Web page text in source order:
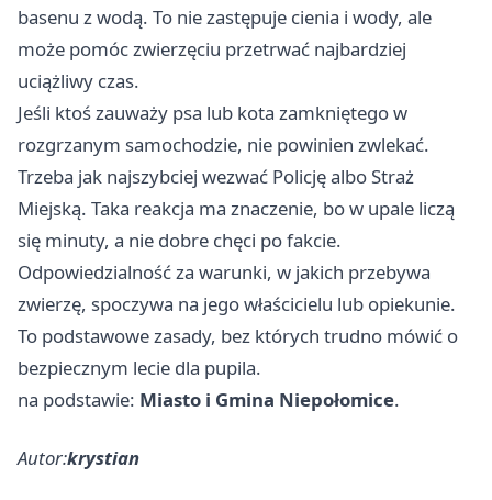
basenu z wodą. To nie zastępuje cienia i wody, ale
może pomóc zwierzęciu przetrwać najbardziej
uciążliwy czas.
Jeśli ktoś zauważy psa lub kota zamkniętego w
rozgrzanym samochodzie, nie powinien zwlekać.
Trzeba jak najszybciej wezwać Policję albo Straż
Miejską. Taka reakcja ma znaczenie, bo w upale liczą
się minuty, a nie dobre chęci po fakcie.
Odpowiedzialność za warunki, w jakich przebywa
zwierzę, spoczywa na jego właścicielu lub opiekunie.
To podstawowe zasady, bez których trudno mówić o
bezpiecznym lecie dla pupila.
na podstawie: Miasto i Gmina Niepołomice.
Autor:krystian